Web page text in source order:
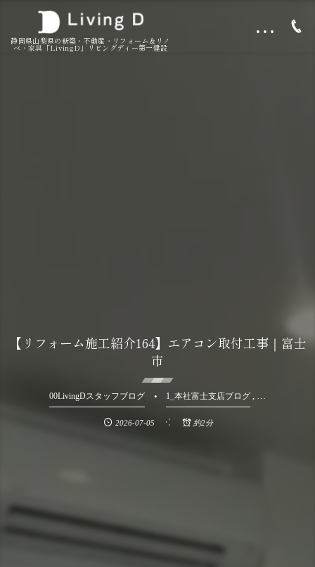
静岡県山梨県の新築・不動産・リフォーム＆リノ
ベ・家具「LivingD」リビングディー第一建設
…
【リフォーム施工紹介164】エアコン取付工事｜富士
市
00LivingDスタッフブログ 1_本社富士支店ブログ
2026-07-05 約2分